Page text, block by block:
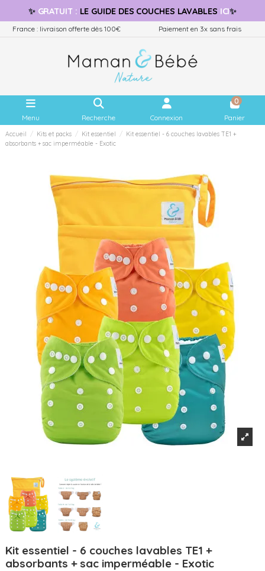
✨ GRATUIT: LE GUIDE DES COUCHES LAVABLES ICI✨
France : livraison offerte dès 100€ Paiement en 3x sans frais
Menu Recherche Connexion
0
Panier
Accueil Kits et packs Kit essentiel
Kit essentiel - 6 couches lavables TE1 +
absorbants + sac imperméable - Exotic
Kit essentiel - 6 couches lavables TE1 +
absorbants + sac imperméable - Exotic